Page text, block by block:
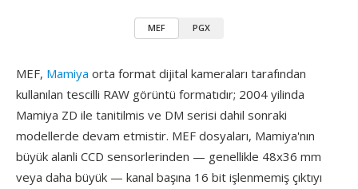
MEF PGX
MEF, Mamiya orta format dijital kameraları tarafından
kullanılan tescilli RAW görüntü formatıdır; 2004 yilinda
Mamiya ZD ile tanitilmis ve DM serisi dahil sonraki
modellerde devam etmistir. MEF dosyaları, Mamiya'nın
büyük alanli CCD sensorlerinden — genellikle 48x36 mm
veya daha büyük — kanal başına 16 bit işlenmemiş çıktıyı